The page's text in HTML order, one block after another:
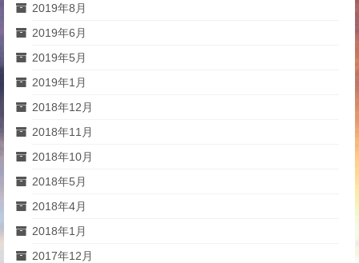
2019年8月
2019年6月
2019年5月
2019年1月
2018年12月
2018年11月
2018年10月
2018年5月
2018年4月
2018年1月
2017年12月